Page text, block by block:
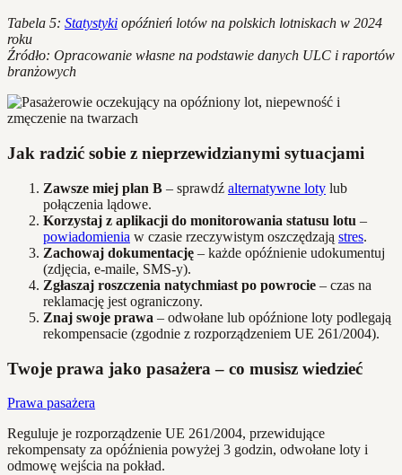
Tabela 5: Statystyki opóźnień lotów na polskich lotniskach w 2024
roku
Źródło: Opracowanie własne na podstawie danych ULC i raportów
branżowych
Jak radzić sobie z nieprzewidzianymi sytuacjami
Zawsze miej plan B – sprawdź alternatywne loty lub
połączenia lądowe.
Korzystaj z aplikacji do monitorowania statusu lotu –
powiadomienia w czasie rzeczywistym oszczędzają stres.
Zachowaj dokumentację – każde opóźnienie udokumentuj
(zdjęcia, e-maile, SMS-y).
Zgłaszaj roszczenia natychmiast po powrocie – czas na
reklamację jest ograniczony.
Znaj swoje prawa – odwołane lub opóźnione loty podlegają
rekompensacie (zgodnie z rozporządzeniem UE 261/2004).
Twoje prawa jako pasażera – co musisz wiedzieć
Prawa pasażera
Reguluje je rozporządzenie UE 261/2004, przewidujące
rekompensaty za opóźnienia powyżej 3 godzin, odwołane loty i
odmowę wejścia na pokład.